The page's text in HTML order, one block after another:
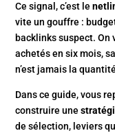
Ce signal, c’est le
vite un gouffre :
backlinks suspect. On
achetés en six mois,
n’est jamais la
Dans ce guide, vous
construire une
de sélection, leviers